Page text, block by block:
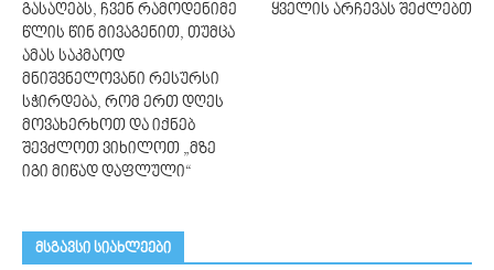
გასაღებს, ჩვენ რამოდენიმე
წლის წინ მივაგენით, თუმცა
ამას საკმაოდ
მნიშვნელოვანი რესურსი
სჭირდება, რომ ერთ დღეს
მოვახერხოთ და იქნებ
შევძლოთ ვიხილოთ „მზე
იგი მიწად დაფლული“
ყვე­ლის არ­ჩე­ვას შეძ­ლებთ
მსგავსი სიახლეები